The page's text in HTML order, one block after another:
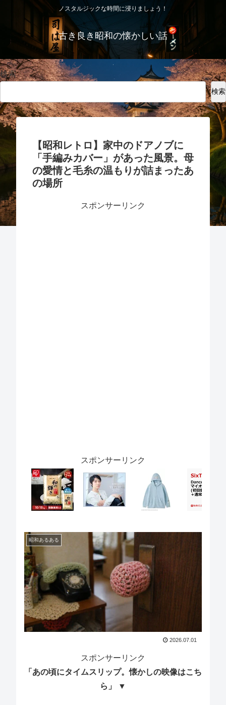
ノスタルジックな時間に浸りましょう！
古き良き昭和の懐かしい話
検索
検索
【昭和レトロ】家中のドアノブに
「手編みカバー」があった風景。母
の愛情と毛糸の温もりが詰まったあ
の場所
スポンサーリンク
スポンサーリンク
昭和あるある
2026.07.01
スポンサーリンク
「あの頃にタイムスリップ。懐かしの映像はこち
ら」 ▼